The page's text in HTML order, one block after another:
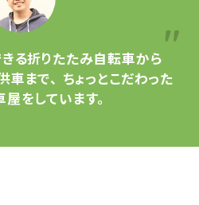
る折りたたみ自転車から
車まで、 ちょっとこだわった
をしています。